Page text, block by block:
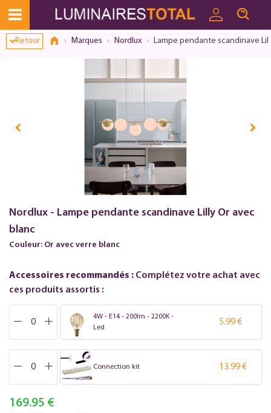
Retour Marques Nordlux Lampe pendante scandinave
Nordlux - Lampe pendante scandinave Lilly Or avec
blanc
Couleur: Or avec verre blanc
Accessoires recommandés : Complétez votre achat avec
ces produits assortis :
4W - E14 - 200lm - 2200K -
Led
5.99 €
Connection kit 13.99 €
169.95 €